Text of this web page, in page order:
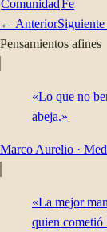
ComunidadFe
← Anterior
Pensamientos afines
«Lo que no
abeja.»
Marco Aurelio ·
«La mejor
quien cometió